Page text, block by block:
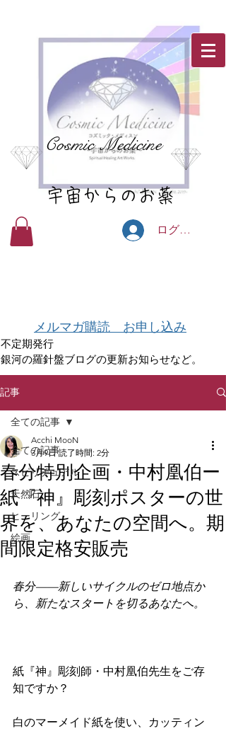
Cosmic Medicine
宇宙からのお薬
ログイン
メルマガ購読 お申し込み
不定期発行
銀河の羅針盤ブログの更新お知らせなど。
記事
全ての記事
スピリチュアル
天然石
ヒーリング
絵画
全ての記事
春分特別企画・中村凰伯ー
紙『神』彫刻ポスターの世
界を、あなたの空間へ。期
間限定格安販売
Acchi MooN
3月9日 読了時間: 2分
春分——新しいサイクルのゼロ地点か
ら、新たなスタートを切るあなたへ。
紙『神』彫刻師・中村凰伯先生をご存
知ですか？
白のマーメイド紙を使い、カッティン